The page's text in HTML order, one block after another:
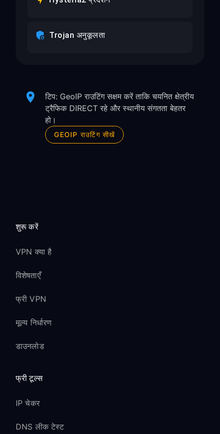
Trojan अनुकूलता
टिप: GeoIP राउटिंग सक्षम करें ताकि चयनित क्षेत्रीय
ट्रैफिक DIRECT रहे और स्थानीय संगतता बेहतर
हो।
GEOIP राउटिंग सीखें
शुरू करें
VPN क्या है
विशेषताएँ
फ्री VPN
मूल्य निर्धारण
डाउनलोड
फ्री टूल्स
IP चेकर
DNS लीक टेस्ट